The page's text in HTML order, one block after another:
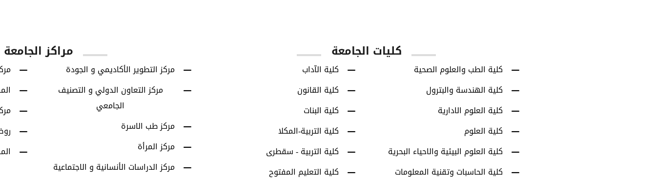
مراكز الجامعة
مركز التطوير الأكاديمي و الجودة
مركز التعاون الدولي و التصنيف
الجامعي
مركز طب الاسرة
مركز المرأة
مركز الدراسات الأنسانية و الاجتماعية
كليات الجامعة
كلية الآداب
كلية القانون
كلية البنات
كلية التربية-المكلا
كلية التربية - سقطرى
كلية التعليم المفتوح
كلية الطب والعلوم الصحية
كلية الهندسة والبترول
كلية العلوم الادارية
كلية العلوم
كلية العلوم البيئية والاحياء البحرية
كلية الحاسبات وتقنية المعلومات